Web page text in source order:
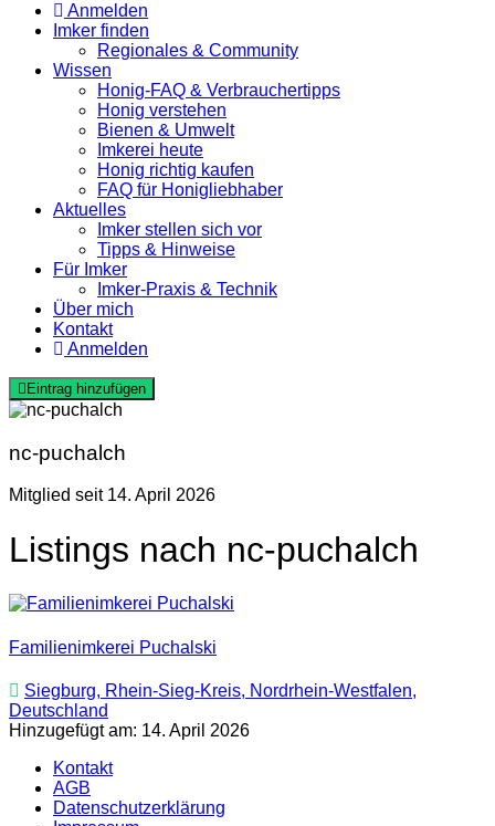
Anmelden
Imker finden
Regionales & Community
Wissen
Honig-FAQ & Verbrauchertipps
Honig verstehen
Bienen & Umwelt
Imkerei heute
Honig richtig kaufen
FAQ für Honigliebhaber
Aktuelles
Imker stellen sich vor
Tipps & Hinweise
Für Imker
Imker-Praxis & Technik
Über mich
Kontakt
Anmelden
Eintrag hinzufügen
nc-puchalch
Mitglied seit 14. April 2026
Listings nach nc-puchalch
Familienimkerei Puchalski
Siegburg, Rhein-Sieg-Kreis, Nordrhein-Westfalen,
Deutschland
Hinzugefügt am: 14. April 2026
Kontakt
AGB
Datenschutzerklärung